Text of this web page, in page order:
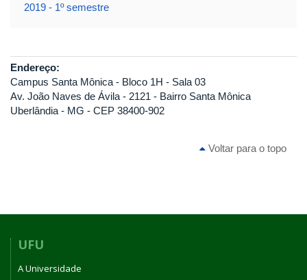
2019 - 1º semestre
Endereço:
Campus Santa Mônica - Bloco 1H - Sala 03
Av. João Naves de Ávila - 2121 - Bairro Santa Mônica
Uberlândia - MG - CEP 38400-902
Voltar para o topo
UFU
A Universidade